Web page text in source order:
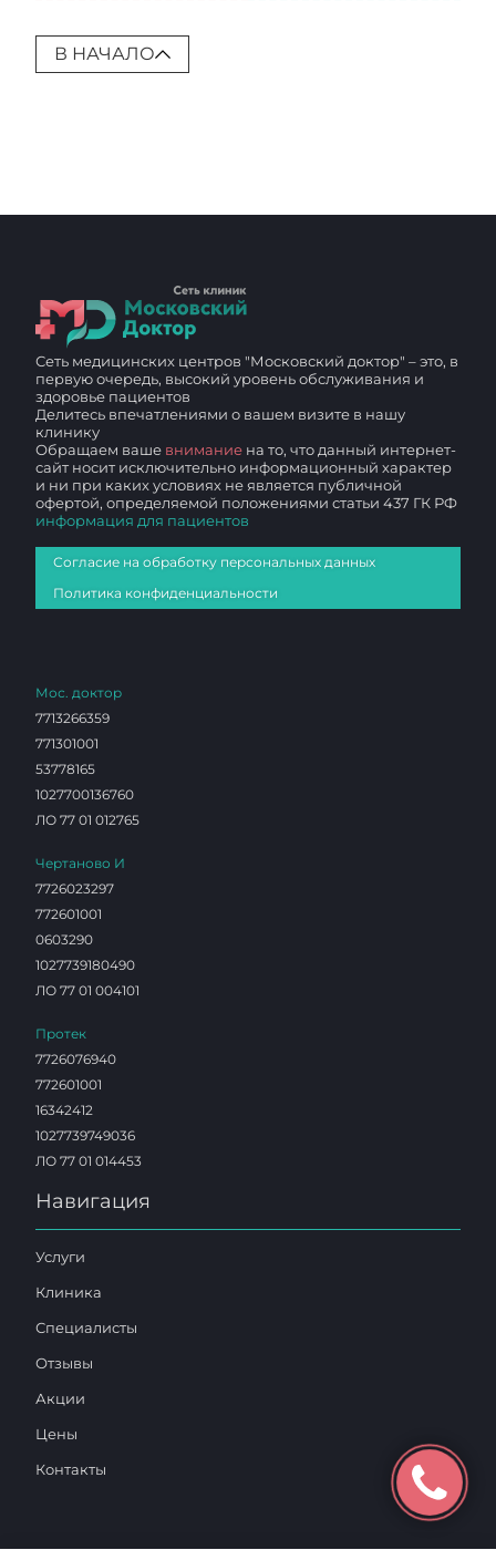
В НАЧАЛО
Сеть медицинских центров "Московский доктор" – это, в
первую очередь, высокий уровень обслуживания и
здоровье пациентов
Делитесь впечатлениями о вашем визите в нашу
клинику
Обращаем ваше внимание на то, что данный интернет-
сайт носит исключительно информационный характер
и ни при каких условиях не является публичной
офертой, определяемой положениями статьи 437 ГК РФ
информация для пациентов
Согласие на обработку персональных данных
Политика конфиденциальности
Мос. доктор
7713266359
771301001
53778165
1027700136760
ЛО 77 01 012765
Чертаново И
7726023297
772601001
0603290
1027739180490
ЛО 77 01 004101
Протек
7726076940
772601001
16342412
1027739749036
ЛО 77 01 014453
Навигация
Услуги
Клиника
Специалисты
Отзывы
Акции
Цены
Контакты